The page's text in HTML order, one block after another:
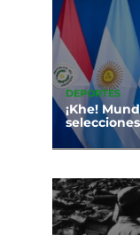
DEPORTES
¡Khe!
selecciones